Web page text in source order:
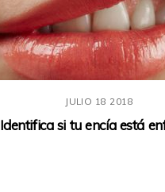
JULIO 18 2018
Identifica si tu encía está